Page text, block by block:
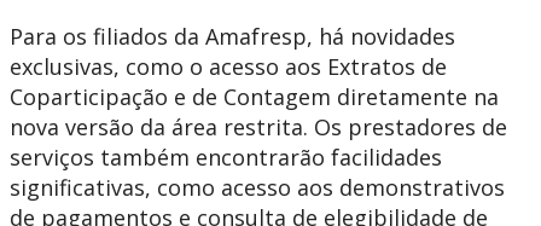
Para os filiados da Amafresp, há novidades
exclusivas, como o acesso aos Extratos de
Coparticipação e de Contagem diretamente na
nova versão da área restrita. Os prestadores de
serviços também encontrarão facilidades
significativas, como acesso aos demonstrativos
de pagamentos e consulta de elegibilidade de